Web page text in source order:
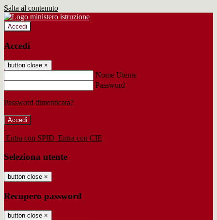
Salta al contenuto
Accedi
Accedi
button close ×
Nome Utente
Password
Password dimenticata?
-
Entra con SPID Entra con CIE
Seleziona utente
button close ×
Recupero password
button close ×